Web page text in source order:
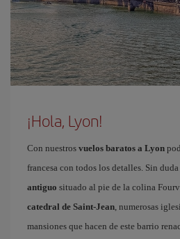
¡Hola, Lyon!
Con nuestros vuelos baratos a Lyon
francesa con todos los detalles. Sin
antiguo situado al pie de la colina
catedral de Saint-Jean, numerosas
mansiones que hacen de este barrio